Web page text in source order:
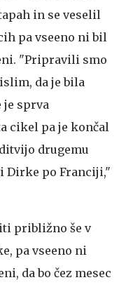
in se veselil
pa vseeno ni bil
"Pripravili smo
da je bila
je sprva
cikel pa je končal
drugemu
Dirke po Franciji,"
približno še v
pa vseeno ni
da bo čez mesec